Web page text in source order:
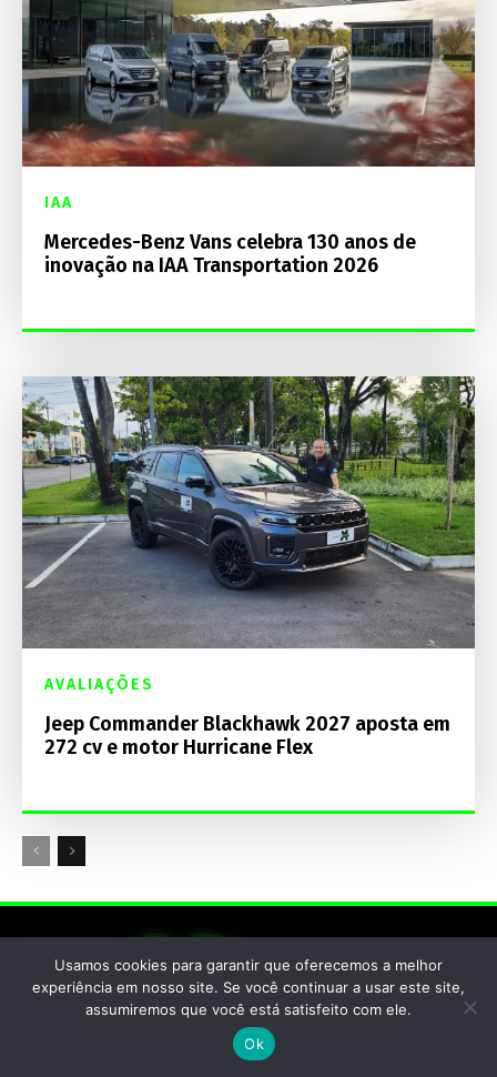
IAA
Mercedes-Benz Vans celebra 130 anos de
inovação na IAA Transportation 2026
AVALIAÇÕES
Jeep Commander Blackhawk 2027 aposta em
272 cv e motor Hurricane Flex
Usamos cookies para garantir que oferecemos a melhor
experiência em nosso site. Se você continuar a usar este site,
assumiremos que você está satisfeito com ele.
Ok